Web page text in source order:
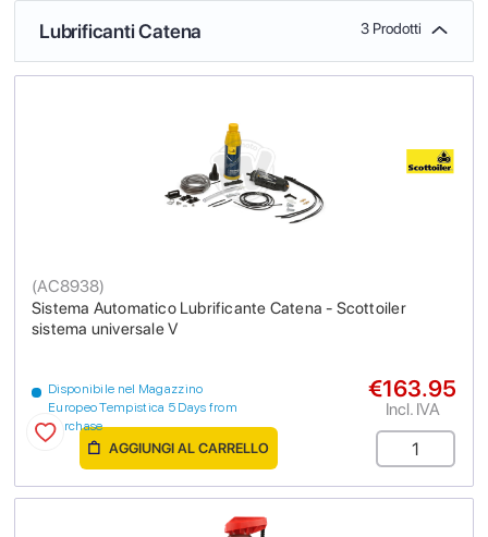
Lubrificanti Catena 3 Prodotti
Sistema Automatico Lubrificante Catena - Scottoiler
sistema universale V
(AC8938)
Disponibile nel Magazzino
Europeo Tempistica 5 Days from
purchase
€163.95
Incl. IVA
AGGIUNGI AL CARRELLO